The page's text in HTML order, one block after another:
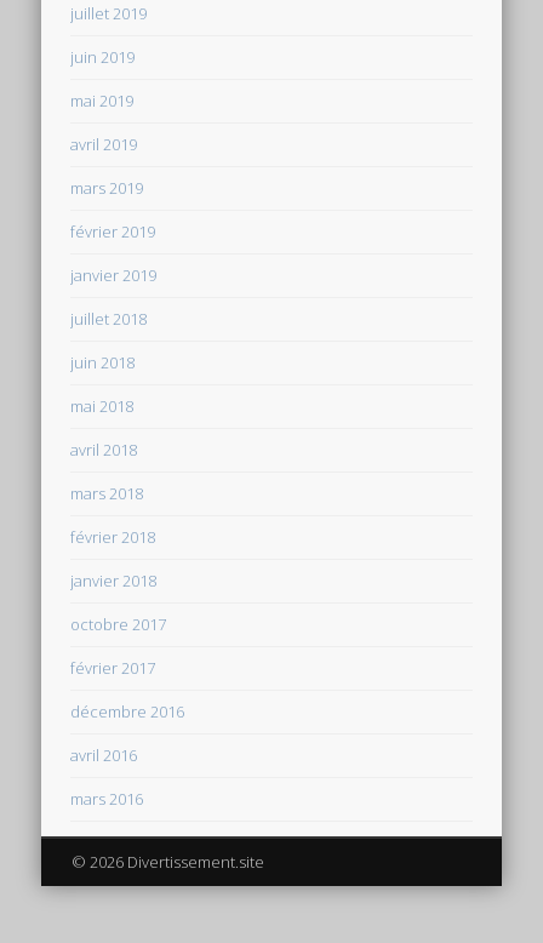
juillet 2019
juin 2019
mai 2019
avril 2019
mars 2019
février 2019
janvier 2019
juillet 2018
juin 2018
mai 2018
avril 2018
mars 2018
février 2018
janvier 2018
octobre 2017
février 2017
décembre 2016
avril 2016
mars 2016
© 2026 Divertissement.site